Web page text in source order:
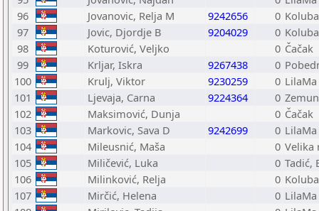
96
Jovanovic, Relja M 9242656 0
97
Jovic, Djordje B 9204029 0
98
Koturović, Veljko 0 Čačak
99
Krljar, Iskra 9267438 0
100
Krulj, Viktor 9230259 0
101
Ljevaja, Carna 9224364 0
102
Maksimović, Dunja 0 Čačak
103
Markovic, Sava D 9242699 0
104
Mileusnić, Maša 0 Velika
105
Miličević, Luka 0 Tadić,
106
Milinković, Relja 0
107
Mirčić, Helena 0